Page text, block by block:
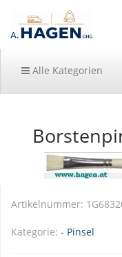
Alle Kategorien
Artikelnummer:
Kategorie: - Pinsel